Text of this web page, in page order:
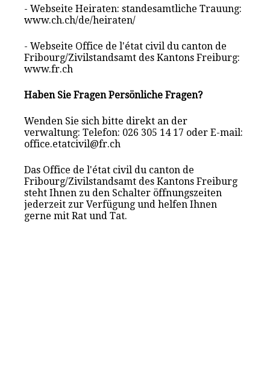
- Webseite Heiraten: standesamtliche Trauung:
www.ch.ch/de/heiraten/
- Webseite Office de l'état civil du canton de
Fribourg/Zivilstandsamt des Kantons Freiburg:
www.fr.ch
Haben Sie Fragen Persönliche Fragen?
Wenden Sie sich bitte direkt an der
verwaltung: Telefon: 026 305 14 17 oder E-mail:
office.etatcivil@fr.ch
Das Office de l'état civil du canton de
Fribourg/Zivilstandsamt des Kantons Freiburg
steht Ihnen zu den Schalter öffnungszeiten
jederzeit zur Verfügung und helfen Ihnen
gerne mit Rat und Tat.